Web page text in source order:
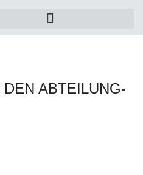
DEN AB­TEI­LUNG­